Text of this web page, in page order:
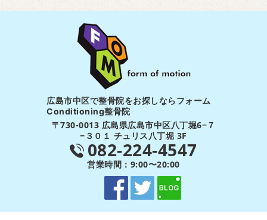
広島市中区で整骨院をお探しならフォーム
Conditioning整骨院
〒730-0013 広島県広島市中区八丁堀6−７
−３０１ チュリス八丁堀 3F
082-224-4547
営業時間：9:00〜20:00